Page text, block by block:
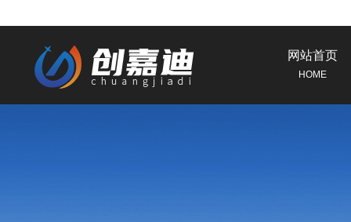
网站首页
HOME